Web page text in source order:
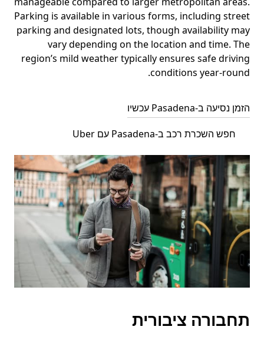
Parking is available in various forms, including street
parking and designated lots, though availability may
vary depending on the location and time. The
region’s mild weather typically ensures safe driving
conditions year-round.
הזמן נסיעה ב-Pasadena עכשיו
חפש השכרת רכב ב-Pasadena עם Uber
תחבורה ציבורית